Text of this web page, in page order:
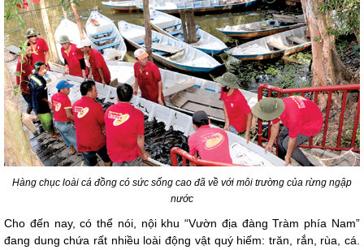
Hàng chục loài cá đồng có sức sống cao đã về với môi trường của rừng ngập
nước
Cho đến nay, có thể nói, nội khu “Vườn địa đàng Tràm phía Nam”
đang dung chứa rất nhiều loài động vật quý hiếm: trăn, rắn, rùa, cá.